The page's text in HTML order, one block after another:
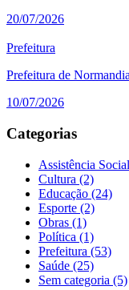
20/07/2026
Prefeitura
Prefeitura de
10/07/2026
Categorias
Assistência Social
Cultura (2)
Educação (24)
Esporte (2)
Obras (1)
Política (1)
Prefeitura (53)
Saúde (25)
Sem categoria (5)